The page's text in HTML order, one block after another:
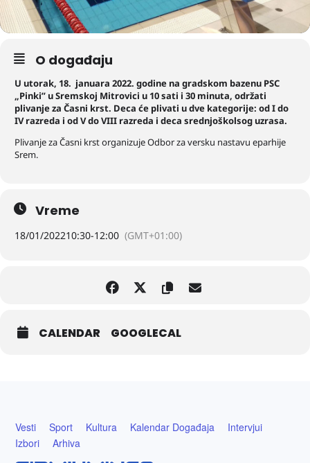
O događaju
U utorak, 18. januara 2022. godine na gradskom bazenu PSC
„Pinki” u Sremskoj Mitrovici u 10sati i 30 minuta, održati
plivanjeza Časni krst. Deca će plivati u dve kategorije: od I do
IV razreda i od V do VIII razreda i deca srednjoškolsog uzrasa.
Plivanje za Časni krst organizuje Odbor za versku nastavu eparhije
Srem.
Vreme
18/01/202210:30-12:00 (GMT+01:00)
CALENDAR GOOGLECAL
Vesti Sport Kultura Kalendar Događaja
Intervjui
Izbori
Arhiva